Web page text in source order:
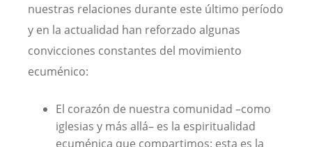
nuestras relaciones durante este último período
y en la actualidad han reforzado algunas
convicciones constantes del movimiento
ecuménico:
El corazón de nuestra comunidad –como
iglesias y más allá– es la espiritualidad
ecuménica que compartimos: esta es la